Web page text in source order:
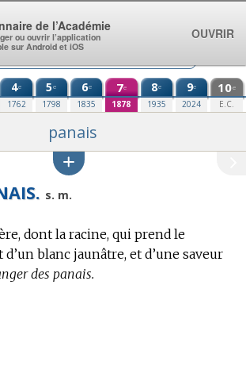
4e
1762
5e
1798
6e
1835
7e
1878
8e
1935
9e
2024
10e
E.C.
panais
s. m.
dont la racine, qui prend le
blanc jaunâtre, et d’une saveur
des panais.
de l’Académie
ou ouvrir l’application
sur Android et iOS
OUVRIR